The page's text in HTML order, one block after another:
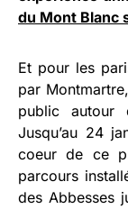
du Mont Blanc
Et pour les
par
public autour
Jusqu’au 24
coeur de ce
parcours
des Abbesses